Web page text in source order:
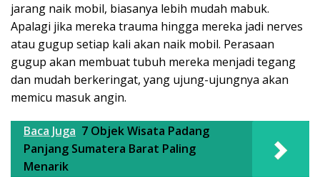
jarang naik mobil, biasanya lebih mudah mabuk.
Apalagi jika mereka trauma hingga mereka jadi nerves
atau gugup setiap kali akan naik mobil. Perasaan
gugup akan membuat tubuh mereka menjadi tegang
dan mudah berkeringat, yang ujung-ujungnya akan
memicu masuk angin.
Baca Juga 7 Objek Wisata Padang
Panjang Sumatera Barat Paling
Menarik